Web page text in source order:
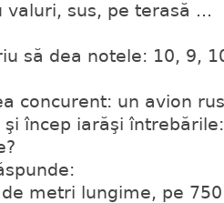
valuri, sus, pe terasă ...
să dea notele: 10, 9,
concurent: un avion
şi încep iarăşi
de metri lungime, pe